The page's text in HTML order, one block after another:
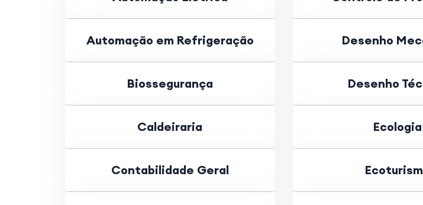
Automação em Refrigeração Desenho
Biossegurança Desenho
Caldeiraria Ecologia
Contabilidade Geral